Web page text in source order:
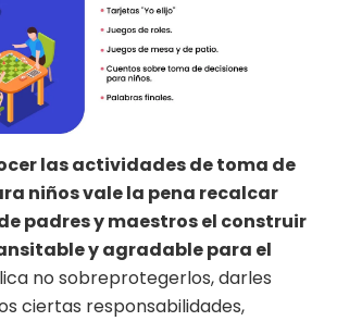
las actividades de toma de
niños vale la pena recalcar
padres y maestros el construir
y agradable para el
no sobreprotegerlos, darles
ciertas responsabilidades,